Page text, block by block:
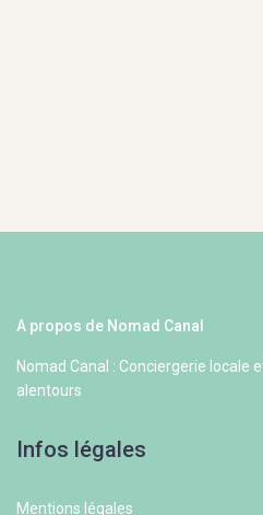
A propos de Nomad Canal
Nomad Canal : Conciergerie locale
alentours
Infos légales
Mentions légales